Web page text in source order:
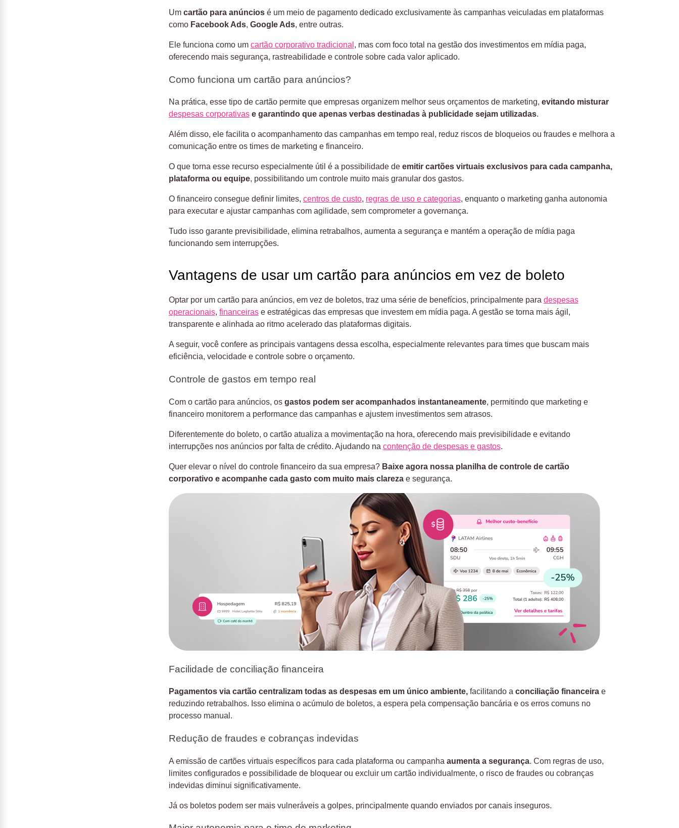
Um cartão para anúnciosé um meio de pagamento dedicado exclusivamente às campanhas veiculadas em plataformas
como Facebook Ads, Google Ads, entre outras.
Ele funciona como um cartão corporativo tradicional , mas com foco total na gestão dos investimentos em mídia paga,
oferecendo mais segurança, rastreabilidade e controle sobre cada valor aplicado.
Como funciona um cartão para anúncios?
Na prática, esse tipo de cartão permite que empresas organizem melhor seus orçamentos de marketing, evitando misturar
despesas corporativase garantindo que apenas verbas destinadas à publicidade sejam utilizadas.
Além disso, ele facilita o acompanhamento das campanhas em tempo real, reduz riscos de bloqueios ou fraudes e melhora a
comunicação entre os times de marketing e financeiro.
O que torna esse recurso especialmente útil é a possibilidade de emitir cartões virtuais exclusivos para cada campanha,
plataforma ou equipe, possibilitando um controle muito mais granular dos gastos.
O financeiro consegue definir limites, centros de custo, regras de uso e categorias, enquanto o marketing ganha autonomia
para executar e ajustar campanhas com agilidade, sem comprometer a governança.
Tudo isso garante previsibilidade, elimina retrabalhos, aumenta a segurança e mantém a operação de mídia paga
funcionando sem interrupções.
Vantagens de usar um cartão para anúncios em vez de boleto
Optar por um cartão para anúncios, em vez de boletos, traz uma série de benefícios, principalmente para despesas
operacionais, financeirase estratégicas das empresas que investem em mídia paga. A gestão se torna mais ágil,
transparente e alinhada ao ritmo acelerado das plataformas digitais.
A seguir, você confere as principais vantagens dessa escolha, especialmente relevantes para times que buscam mais
eficiência, velocidade e controle sobre o orçamento.
Controle de gastos em tempo real
Com o cartão para anúncios, os gastos podem ser acompanhados instantaneamente, permitindo que marketing e
financeiro monitorem a performance das campanhas e ajustem investimentos sem atrasos.
Diferentemente do boleto, o cartão atualiza a movimentação na hora, oferecendo mais previsibilidade e evitando
interrupções nos anúncios por falta de crédito. Ajudando na contenção de despesas e gastos.
Quer elevar o nível do controle financeiro da sua empresa? Baixe agora nossa planilha de controle de cartão
corporativo e acompanhe cada gasto com muito mais clareza e segurança.
Facilidade de conciliação financeira
Pagamentos via cartão centralizam todas as despesas em um único ambiente,facilitando a conciliação financeirae
reduzindo retrabalhos. Isso elimina o acúmulo de boletos, a espera pela compensação bancária e os erros comuns no
processo manual.
Redução de fraudes e cobranças indevidas
A emissão de cartões virtuais específicos para cada plataforma ou campanha aumenta a segurança. Com regras de uso,
limites configurados e possibilidade de bloquear ou excluir um cartão individualmente, o risco de fraudes ou cobranças
indevidas diminui significativamente.
Já os boletos podem ser mais vulneráveis a golpes, principalmente quando enviados por canais inseguros.